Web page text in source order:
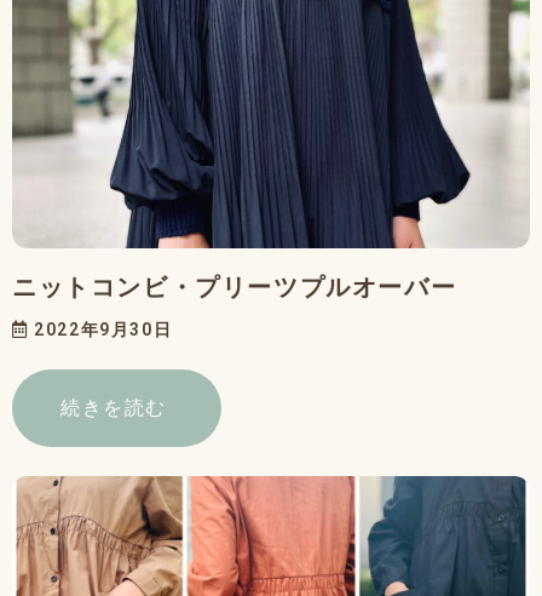
ニットコンビ・プリーツプルオーバー
2022年9月30日
続きを読む